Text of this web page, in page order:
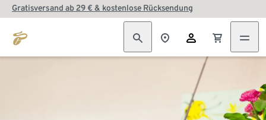
Gratisversand ab 29 € & kostenlose Rücksendung